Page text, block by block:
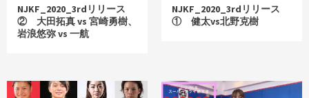
NJKF_2020_3rdリリース
② 大田拓真 vs 宮崎勇樹、
岩浪悠弥 vs 一航
NJKF_2020_3rdリリース
① 健太vs北野克樹